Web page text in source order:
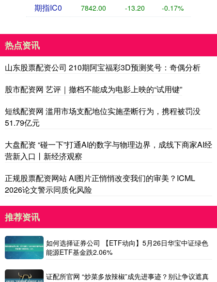
期指IC0 7842.00 -13.20 -0.17%
热点资讯
山东股票配资公司 210期阿宝福彩3D预测奖号：奇偶分析
股市配资网 艺评｜撤档不能成为电影上映的“试用键”
短线配资网 滥用市场支配地位实施垄断行为，携程被罚没
51.79亿元
大盘配资 “碰一下”打通AI的数字与物理边界，成线下商家AI经
营新入口丨新经济观察
正规股票配资网站 AI图片正悄悄改变我们的审美？ICML
2026论文警示同质化风险
推荐资讯
如何选择证券公司 【ETF动向】5月26日华宝中证绿色
能源ETF基金跌2.06%
证配所官网 “炒菜多放辣椒”成先进事迹？别让争议遮真